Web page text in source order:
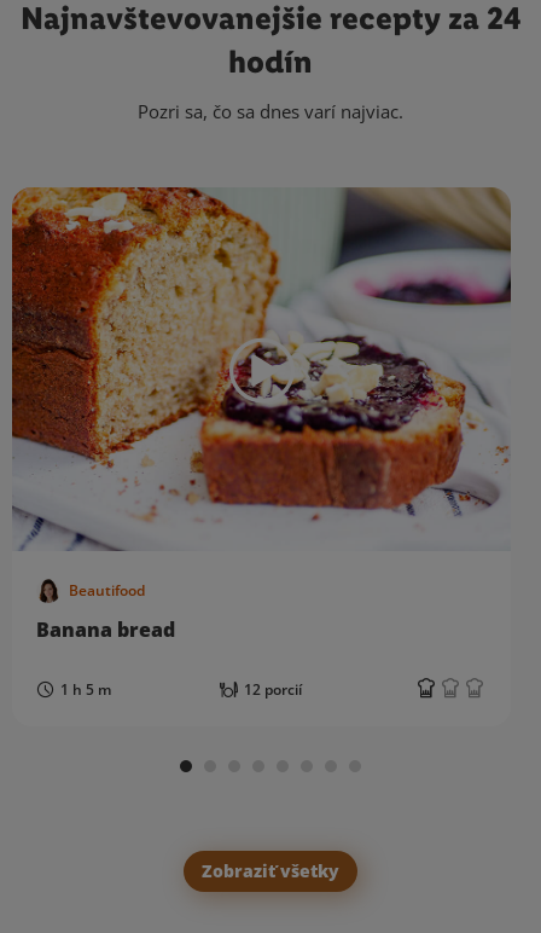
Najnavštevovanejšie recepty za 24
hodín
Pozri sa, čo sa dnes varí najviac.
Beautifood
Banana bread
1 h 5 m 12 porcií
Zobraziť všetky